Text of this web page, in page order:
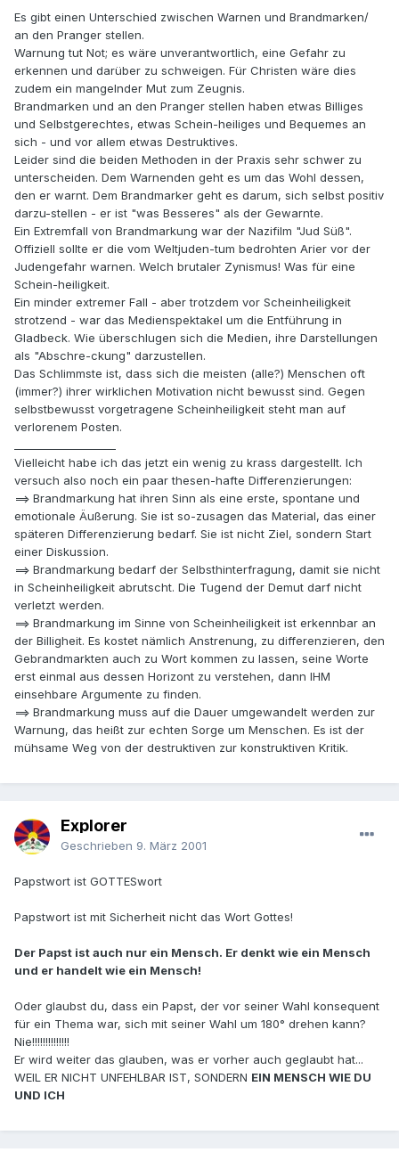
Es gibt einen Unterschied zwischen Warnen und Brandmarken/
an den Pranger stellen.
Warnung tut Not; es wäre unverantwortlich, eine Gefahr zu
erkennen und darüber zu schweigen. Für Christen wäre dies
zudem ein mangelnder Mut zum Zeugnis.
Brandmarken und an den Pranger stellen haben etwas Billiges
und Selbstgerechtes, etwas Schein-heiliges und Bequemes an
sich - und vor allem etwas Destruktives.
Leider sind die beiden Methoden in der Praxis sehr schwer zu
unterscheiden. Dem Warnenden geht es um das Wohl dessen,
den er warnt. Dem Brandmarker geht es darum, sich selbst positiv
darzu-stellen - er ist "was Besseres" als der Gewarnte.
Ein Extremfall von Brandmarkung war der Nazifilm "Jud Süß".
Offiziell sollte er die vom Weltjuden-tum bedrohten Arier vor der
Judengefahr warnen. Welch brutaler Zynismus! Was für eine
Schein-heiligkeit.
Ein minder extremer Fall - aber trotzdem vor Scheinheiligkeit
strotzend - war das Medienspektakel um die Entführung in
Gladbeck. Wie überschlugen sich die Medien, ihre Darstellungen
als "Abschre-ckung" darzustellen.
Das Schlimmste ist, dass sich die meisten (alle?) Menschen oft
(immer?) ihrer wirklichen Motivation nicht bewusst sind. Gegen
selbstbewusst vorgetragene Scheinheiligkeit steht man auf
verlorenem Posten.
Vielleicht habe ich das jetzt ein wenig zu krass dargestellt. Ich
versuch also noch ein paar thesen-hafte Differenzierungen:
==> Brandmarkung hat ihren Sinn als eine erste, spontane und
emotionale Äußerung. Sie ist so-zusagen das Material, das einer
späteren Differenzierung bedarf. Sie ist nicht Ziel, sondern Start
einer Diskussion.
==> Brandmarkung bedarf der Selbsthinterfragung, damit sie nicht
in Scheinheiligkeit abrutscht. Die Tugend der Demut darf nicht
verletzt werden.
==> Brandmarkung im Sinne von Scheinheiligkeit ist erkennbar an
der Billigheit. Es kostet nämlich Anstrenung, zu differenzieren, den
Gebrandmarkten auch zu Wort kommen zu lassen, seine Worte
erst einmal aus dessen Horizont zu verstehen, dann IHM
einsehbare Argumente zu finden.
==> Brandmarkung muss auf die Dauer umgewandelt werden zur
Warnung, das heißt zur echten Sorge um Menschen. Es ist der
mühsame Weg von der destruktiven zur konstruktiven Kritik.
Explorer
Geschrieben 9. März 2001
Papstwort ist GOTTESwort
Papstwort ist mit Sicherheit nicht das Wort Gottes!
Der Papst ist auch nur ein Mensch. Er denkt wie ein Mensch
und er handelt wie ein Mensch!
Oder glaubst du, dass ein Papst, der vor seiner Wahl konsequent
für ein Thema war, sich mit seiner Wahl um 180° drehen kann?
Nie!!!!!!!!!!!!!!
Er wird weiter das glauben, was er vorher auch geglaubt hat...
WEIL ER NICHT UNFEHLBAR IST, SONDERN EIN MENSCH WIE DU
UND ICH